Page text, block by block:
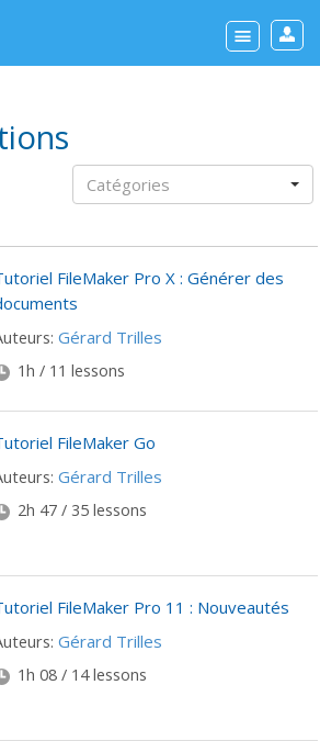
Catégories
FileMaker Pro X : Générer des
Gérard Trilles
1h / 11 lessons
FileMaker Go
Gérard Trilles
2h 47 / 35 lessons
FileMaker Pro 11 : Nouveautés
Gérard Trilles
1h 08 / 14 lessons